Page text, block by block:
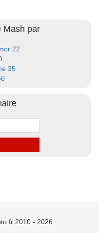
Mash par
22
35
2010 - 2026